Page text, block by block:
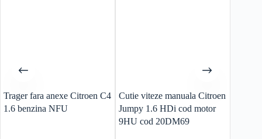
Trager fara anexe Citroen C4
1.6 benzina NFU
Cutie viteze manuala Citroen
Jumpy 1.6 HDi cod motor
9HU cod 20DM69